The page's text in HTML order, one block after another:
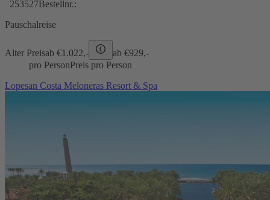
253527Bestellnr.:
Pauschalreise
Alter Preisab €1.022,- ab €929,-
pro PersonPreis pro Person
Lopesan Costa Meloneras Resort & Spa